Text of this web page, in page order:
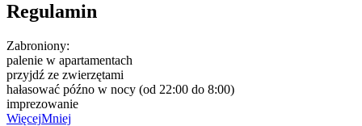
Regulamin
Zabroniony:
palenie w apartamentach
przyjdź ze zwierzętami
hałasować późno w nocy (od 22:00 do 8:00)
imprezowanie
WięcejMniej